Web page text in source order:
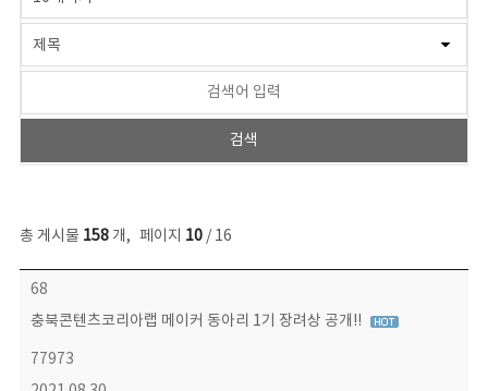
총 게시물 158개, 페이지 10/ 16
콘텐츠이슈 목록 - 번호, 제목, 작성자, 파일, 조회수, 작성일 정보 제공
68
충북콘텐츠코리아랩 메이커 동아리 1기 장려상 공개!!
77973